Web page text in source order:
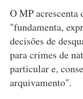
O MP acrescenta
"fundamenta,
decisões de
para crimes de
particular e,
arquivamento".